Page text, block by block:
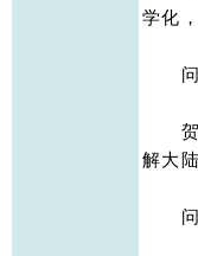
学化
问者
贺：
解大
问者